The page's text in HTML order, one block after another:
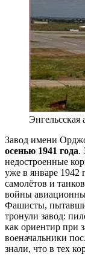
Энгельсская
Завод имени
осенью 1941 года.
недостроенные
уже в январе 1942
самолётов и
войны
Фашисты,
тронули завод:
как ориентир при
военачальники
знали, что в тех